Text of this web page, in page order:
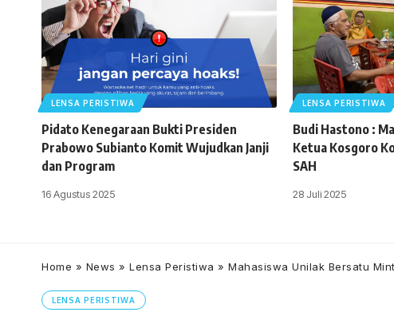
LENSA PERISTIWA
Pidato Kenegaraan Bukti Presiden
Prabowo Subianto Komit Wujudkan Janji
dan Program
16 Agustus 2025
LENSA PERISTIWA
Budi Hastono :
Ketua Kosgoro
SAH
28 Juli 2025
Home » News » Lensa Peristiwa » Mahasiswa Unilak Bersatu
LENSA PERISTIWA